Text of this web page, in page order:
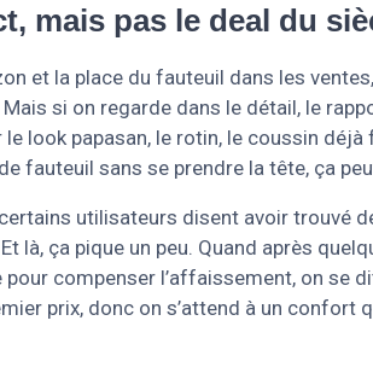
mais pas le deal du
et la place du fauteuil dans les
si on regarde dans le détail, le
look papasan, le rotin, le coussin déjà
fauteuil sans se prendre la tête, ça
utilisateurs disent avoir trouvé
là, ça pique un peu. Quand après
compenser l’affaissement, on se
prix, donc on s’attend à un confort